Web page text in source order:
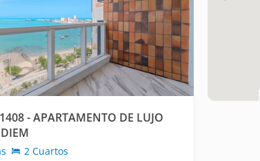
- APARTAMENTO DE LUJO
2 Cuartos